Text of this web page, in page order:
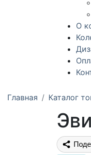
О
Главная Каталог